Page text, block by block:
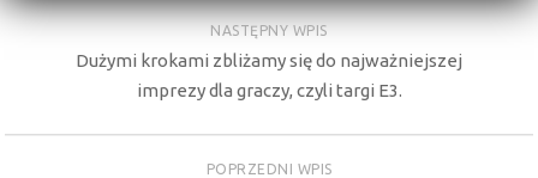
NASTĘPNY WPIS
Dużymi krokami zbliżamy się do najważniejszej
imprezy dla graczy, czyli targi E3.
POPRZEDNI WPIS